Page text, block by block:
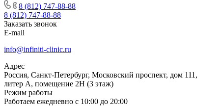
8 (812) 747-88-88
8 (812) 747-88-88
Заказать звонок
E-mail
info@infiniti-clinic.ru
Адрес
Россия, Санкт-Петербург, Московский проспект, дом 111,
литер А, помещение 2Н (3 этаж)
Режим работы
Работаем ежедневно с 10:00 до 20:00